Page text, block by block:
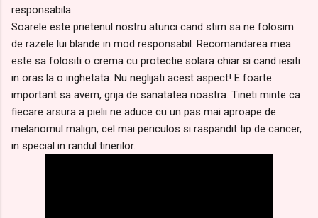
responsabila.
Soarele este prietenul nostru atunci cand stim sa ne folosim
de razele lui blande in mod responsabil. Recomandarea mea
este sa folositi o crema cu protectie solara chiar si cand iesiti
in oras la o inghetata. Nu neglijati acest aspect! E foarte
important sa avem, grija de sanatatea noastra. Tineti minte ca
fiecare arsura a pielii ne aduce cu un pas mai aproape de
melanomul malign, cel mai periculos si raspandit tip de cancer,
in special in randul tinerilor.